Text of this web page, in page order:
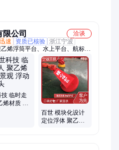
公司
洽谈
速 资质已核验 浙江宁波
烯浮筒平台、水上平台、航标、
助航
临时走
烯材质 景
百世 模块化设计
定位浮体 聚乙烯